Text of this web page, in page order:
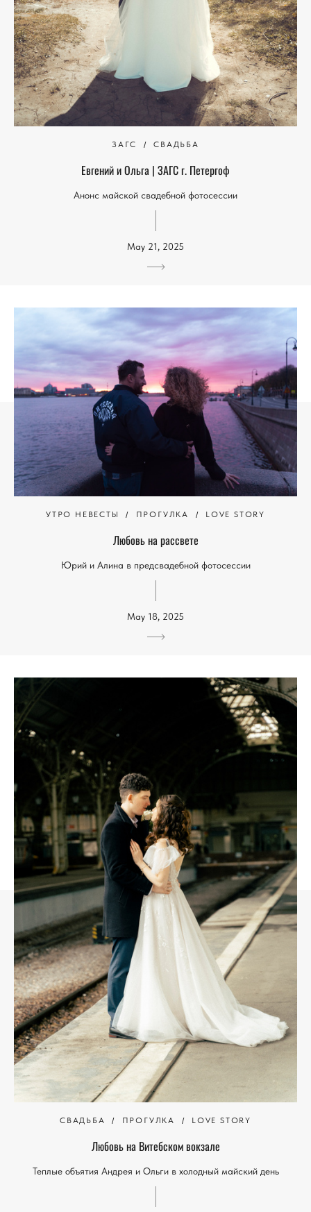
ЗАГС СВАДЬБА
Евгений и Ольга | ЗАГС г. Петергоф
Анонс майской свадебной фотосессии
May 21, 2025
УТРО НЕВЕСТЫ ПРОГУЛКА LOVE STORY
Любовь на рассвете
Юрий и Алина в предсвадебной фотосессии
May 18, 2025
СВАДЬБА ПРОГУЛКА LOVE STORY
Любовь на Витебском вокзале
Теплые объятия Андрея и Ольги в холодный майский день